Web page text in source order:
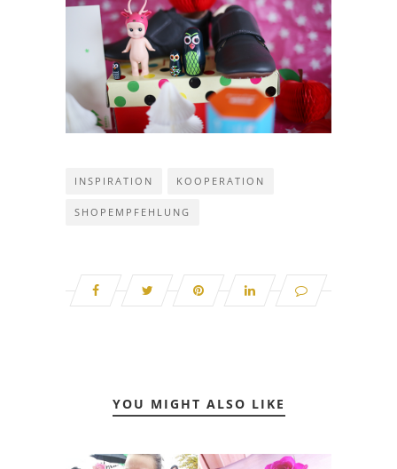
INSPIRATION KOOPERATION
SHOPEMPFEHLUNG
YOU MIGHT ALSO LIKE